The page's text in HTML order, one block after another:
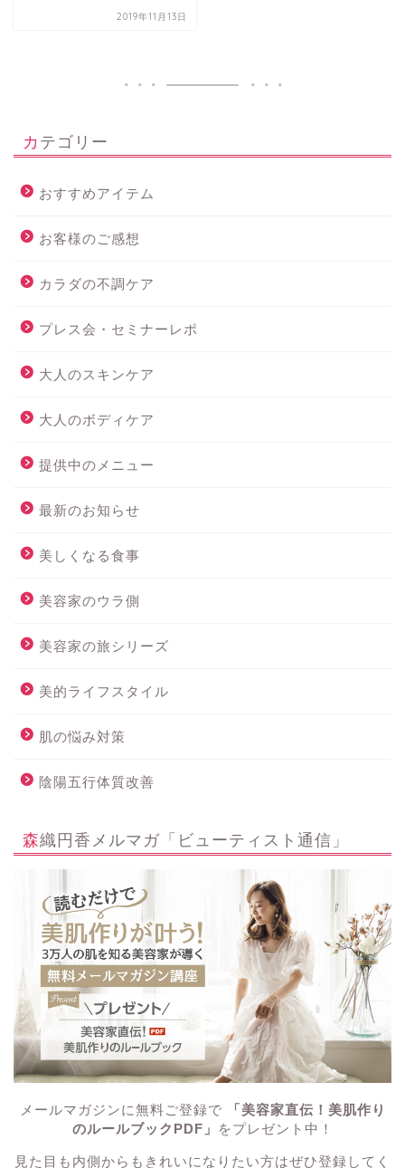
2019年11月13日
カテゴリー
おすすめアイテム
お客様のご感想
カラダの不調ケア
プレス会・セミナーレポ
大人のスキンケア
大人のボディケア
提供中のメニュー
最新のお知らせ
美しくなる食事
美容家のウラ側
美容家の旅シリーズ
美的ライフスタイル
肌の悩み対策
陰陽五行体質改善
森織円香メルマガ「ビューティスト通信」
メールマガジンに無料ご登録で
「美容家直伝！美肌作り
のルールブックPDF」
をプレゼント中！
見た目も内側からもきれいになりたい方はぜひ登録してく